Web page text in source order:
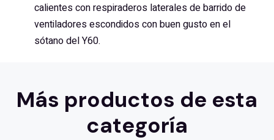
calientes con respiraderos laterales de barrido de
ventiladores escondidos con buen gusto en el
sótano del Y60.
Más productos de esta
categoría